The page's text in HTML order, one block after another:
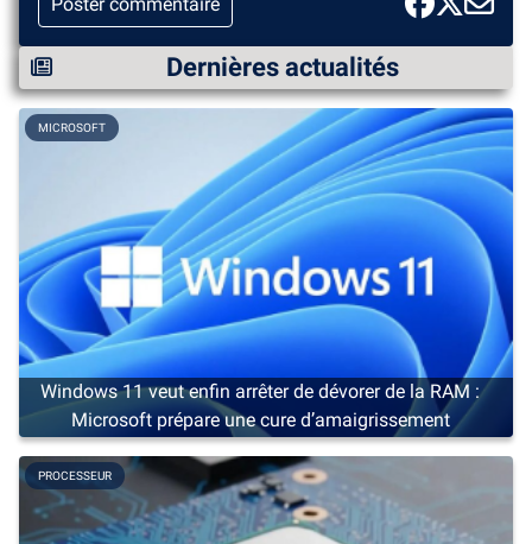
Dernières actualités
Windows 11 veut enfin arrêter de dévorer de la RAM :
Microsoft prépare une cure d’amaigrissement
MICROSOFT
PROCESSEUR